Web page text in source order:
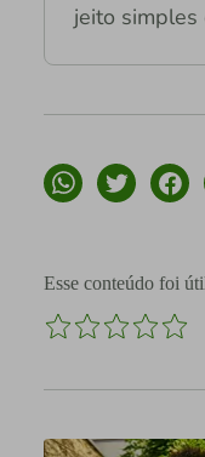
jeito simples
Esse conteúdo foi